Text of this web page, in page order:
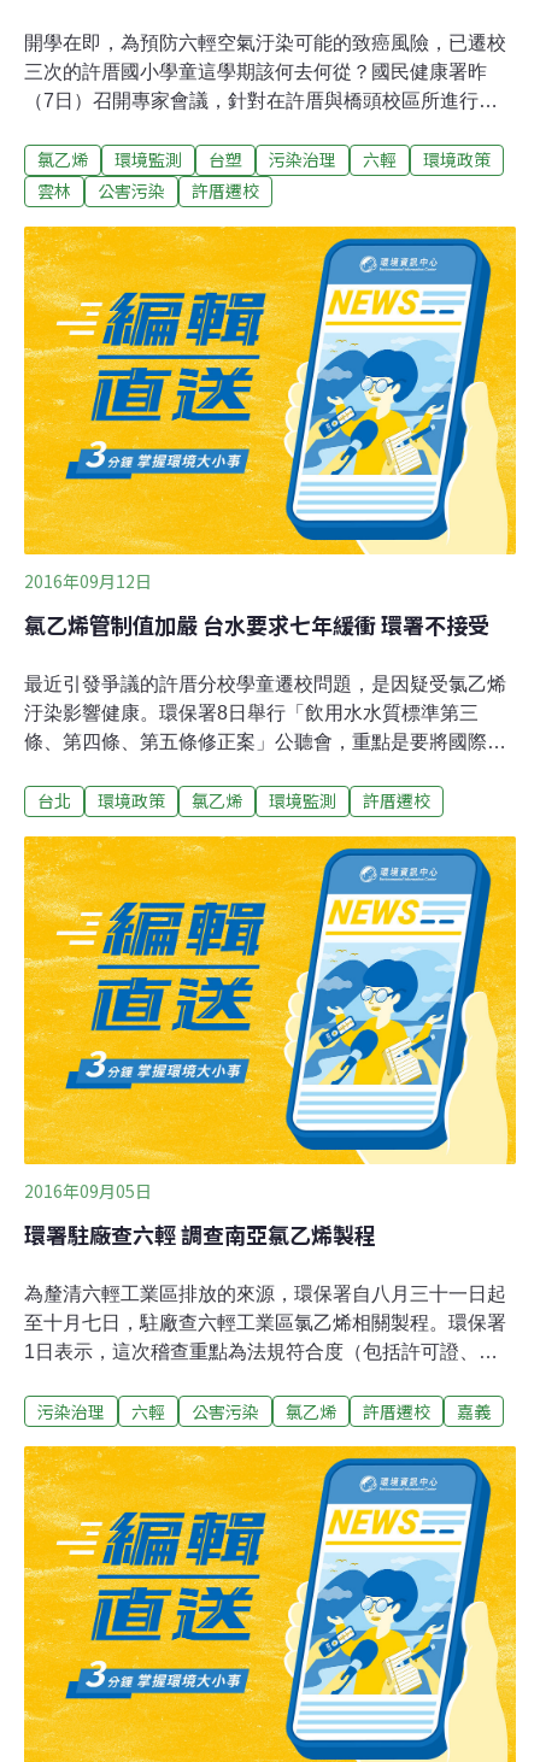
開學在即，為預防六輕空氣汙染可能的致癌風險，已遷校
三次的許厝國小學童這學期該何去何從？國民健康署昨
（7日）召開專家會議，針對在許厝與橋頭校區所進行的
校空氣中VCM（氯乙烯單體）檢測結果均是零檢出，致癌
風險也僅有千萬分之一，低於一般可接受的風險。這項結
表示還需跟家長、地方做進一步溝通。參加會議的台大公
衛學院教授詹長權也質疑環保署的採樣量跟採樣點都太
少，24小時僅採樣6公升，比正常呼吸量少很多。一早就
到國健署抗議的環保團體也表示，國健署不敢下結論，讓
決定權回到雲林縣政府，難以接受。環保署：VCM零檢出
致癌風險低 詹長權：測的量太少 誤判機率高雲林麥寮鄉
橋頭國小許厝分校距台塑六輕廠區僅900公尺，因研究顯
示學童尿液中VCM的代謝物TdGA（硫代二乙酸）濃度偏
高，罹癌風險增加，2014年，學童遷
氯乙烯 環境監測 台塑 污染治理 六輕
環境政策
雲林
公害污染 許厝遷校
2016年09月12日
氯乙烯管制值加嚴 台水要求七年緩衝 環署不接受
最近引發爭議的許厝分校學童遷校問題，是因疑受氯乙烯
汙染影響健康。環保署8日舉行「飲用水水質標準第三
條、第四條、第五條修正案」公聽會，重點是要將國際認
示要七年的緩衝期，環保署及環保團體均表示無法接受，
人的健康不能等，不要讓人民失去耐心。環團則呼籲加嚴
標準是參考WHO而來，台水不要拖時間。
台北 環境政策 氯乙烯 環境監測 許厝遷校
2016年09月05日
環署駐廠查六輕 調查南亞氯乙烯製程
為釐清六輕工業區排放的來源，環保署自八月三十一日起
至十月七日，駐廠查六輕工業區氯乙烯相關製程。環保署
1日表示，這次稽查重點為法規符合度（包括許可證、空
規）與可疑污染來源追查（包括現場製程查對、設備元件
據與產能產量比對合理性等)。環保署一日要求台塑企業對
於六輕工據業區所屬氯乙烯及聚乙烯相關製程，先行全面
進行歲修保養作業，落實檢修製程設備並執行設備元件檢
測，以確保製程及設備元件無洩漏情形。而為調查橋頭國
小許厝分校環境介質中氯乙烯濃度，環保署同時於該校啟
動監測二個月的環境周界污染物濃度變化情形，也將持續
協助雲林縣政府，對於六輕工業區採取嚴厲重罰的方式，
以保障周邊區域民眾及學童的健康。
污染治理 六輕 公害污染 氯乙烯 許厝遷校 嘉義